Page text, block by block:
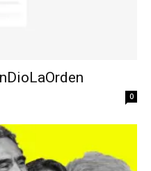
0